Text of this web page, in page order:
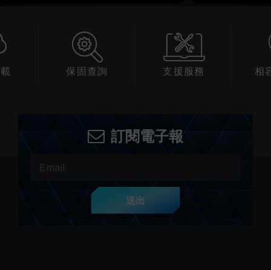
保固查詢 支援服務 相
訂閱電子報
送出